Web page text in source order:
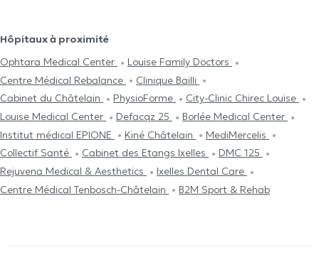
Hôpitaux à proximité
Ophtara Medical Center
Louise Family Doctors
Centre Médical Rebalance
Clinique Bailli
Cabinet du Châtelain
PhysioForme
City-Clinic Chirec Louise
Louise Medical Center
Defacqz 25
Borlée Medical Center
Institut médical EPIONE
Kiné Châtelain
MediMercelis
Collectif Santé
Cabinet des Etangs Ixelles
DMC 125
Rejuvena Medical & Aesthetics
Ixelles Dental Care
Centre Médical Tenbosch-Châtelain
B2M Sport & Rehab